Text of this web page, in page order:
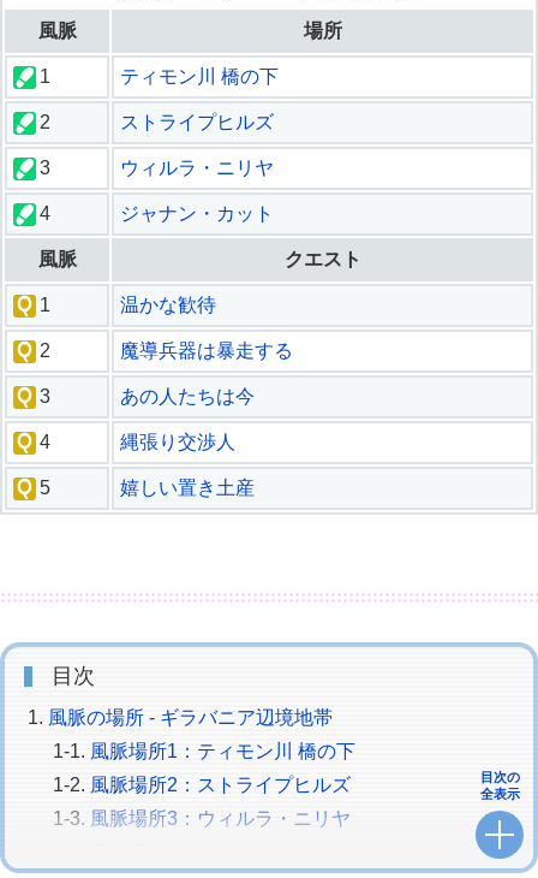
風脈 場所
1 ティモン川 橋の下
2 ストライプヒルズ
3 ウィルラ・ニリヤ
4 ジャナン・カット
風脈 クエスト
1 温かな歓待
2 魔導兵器は暴走する
3 あの人たちは今
4 縄張り交渉人
5 嬉しい置き土産
目次
風脈の場所 - ギラバニア辺境地帯
風脈場所1：ティモン川 橋の下
風脈場所2：ストライプヒルズ
風脈場所3：ウィルラ・ニリヤ
目次の
全表示